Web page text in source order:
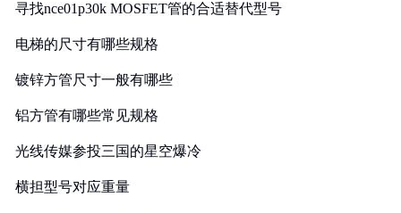
寻找nce01p30k MOSFET管的合适替代型号
电梯的尺寸有哪些规格
镀锌方管尺寸一般有哪些
铝方管有哪些常见规格
光线传媒参投三国的星空爆冷
横担型号对应重量